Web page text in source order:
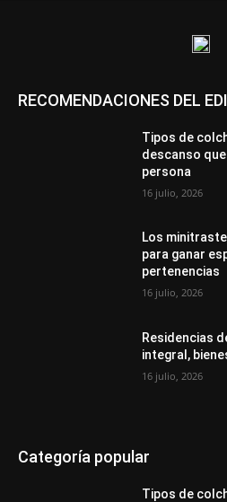
RECOMENDACIONES DEL
Tipos de
descanso
persona
16 julio, 2026
Los
para ganar
pertenencias
16 julio, 2026
Residencias
integral,
16 julio, 2026
Categoría popular
Tipos de